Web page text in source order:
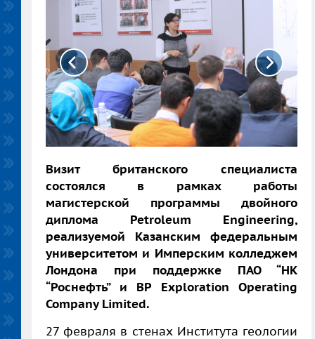
Визит британского специалиста
состоялся в
рамках работы
магистерской программы двойного
диплома Petroleum Engineering,
реализуемой Казанским федеральным
университетом и Имперским колледжем
Лондона при поддержке ПАО “НК
“Роснефть” и BP Exploration Operating
Company Limited.
27 февраля в стенах Института геологии